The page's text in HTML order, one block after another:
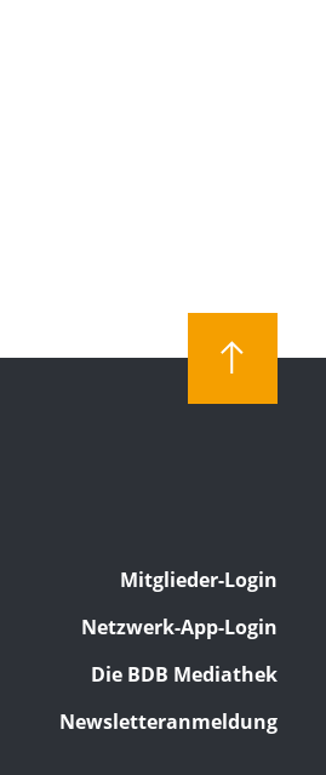
Mitglieder-Login
Netzwerk-App-Login
Die BDB Mediathek
Newsletteranmeldung